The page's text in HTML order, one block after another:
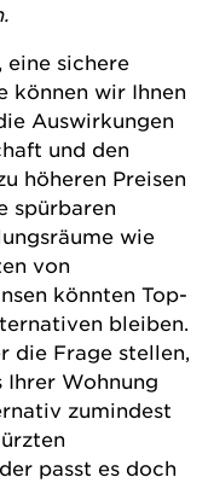
eine sichere
können wir Ihnen
Auswirkungen
und den
höheren Preisen
spürbaren
wie
von
könnten Top-
bleiben.
die Frage stellen,
Ihrer Wohnung
zumindest
passt es doch